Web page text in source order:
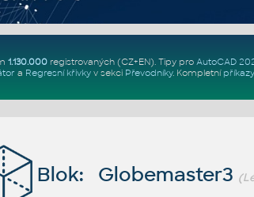
1.130.000registrovaných (CZ+EN). Tipy pro AutoCAD
a Regresní křivkyv sekci Převodníky. Kompletní příkazy
Blok: Globemaster3